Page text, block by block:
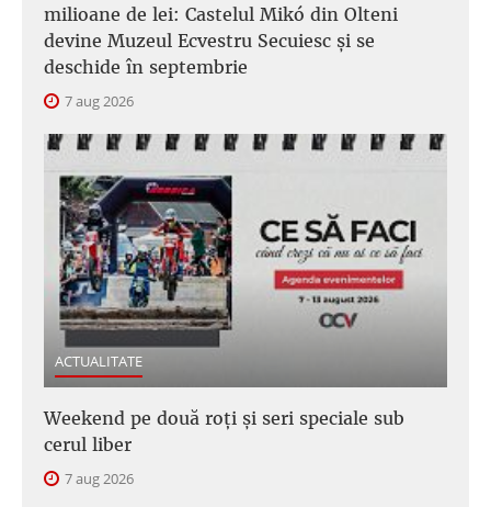
milioane de lei: Castelul Mikó din Olteni
devine Muzeul Ecvestru Secuiesc și se
deschide în septembrie
7 aug 2026
ACTUALITATE
Weekend pe două roți și seri speciale sub
cerul liber
7 aug 2026